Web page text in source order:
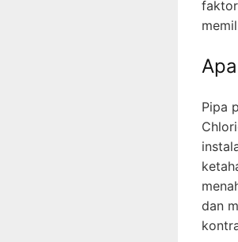
Pipa
dan